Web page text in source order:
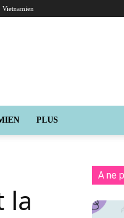
Vietnamien
PLUS
la
A ne